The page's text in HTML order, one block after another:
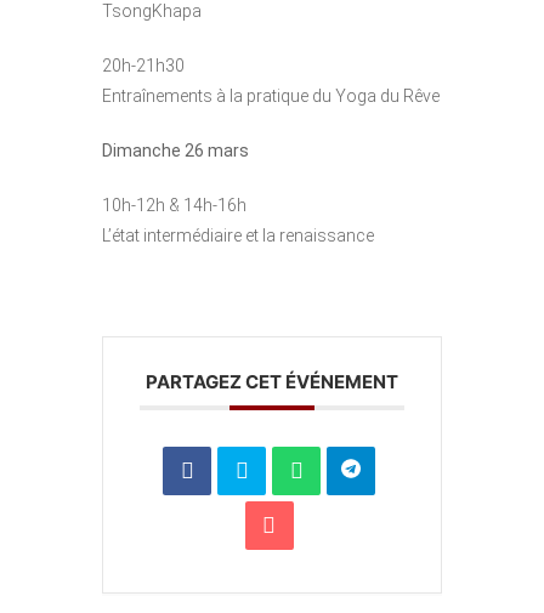
TsongKhapa
20h-21h30
Entraînements à la pratique du Yoga du Rêve
Dimanche 26 mars
10h-12h & 14h-16h
L’état intermédiaire et la renaissance
PARTAGEZ CET ÉVÉNEMENT